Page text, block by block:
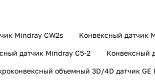
Mindray CW2s Конвексный датчик
датчик Mindray C5-2 Конвексный
объемный 3D/4D датчик GE